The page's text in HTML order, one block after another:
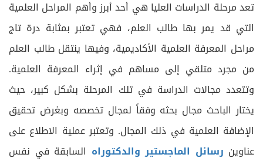
تعد مرحلة الدراسات العليا هي أحد أبرز وأهم المراحل العلمية
التي قد يمر بها طالب العلم، فهي تعتبر بمثابة درة تاج
مراحل المعرفة العلمية الأكاديمية، وفيها ينتقل طالب العلم
من مجرد متلقي إلى مساهم في إثراء المعرفة العلمية.
وتتعدد مجالات الدراسة في تلك المرحلة بشكل كبير، حيث
يختار الباحث مجال بحثه وفقاً لمجال تخصصه وبغرض تحقيق
الإضافة العلمية في ذلك المجال. وتعتبر عملية الاطلاع على
عناوين رسائل الماجستير والدكتوراه السابقة في نفس